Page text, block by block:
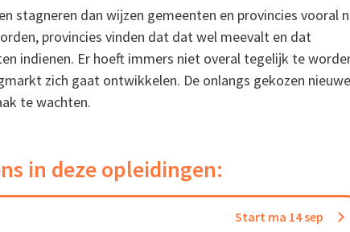
stagneren dan wijzen gemeenten en provincies vooral
provincies vinden dat dat wel meevalt en dat
indienen. Er hoeft immers niet overal tegelijk te
zich gaat ontwikkelen. De onlangs gekozen nieuwe
te wachten.
in deze opleidingen:
Start ma 14 sep